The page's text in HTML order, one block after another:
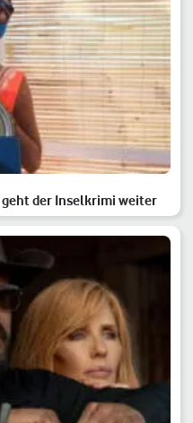
geht der Inselkrimi weiter